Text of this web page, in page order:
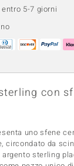
entro 5-7 giorni
con
uno sfene
circondato da
sterling